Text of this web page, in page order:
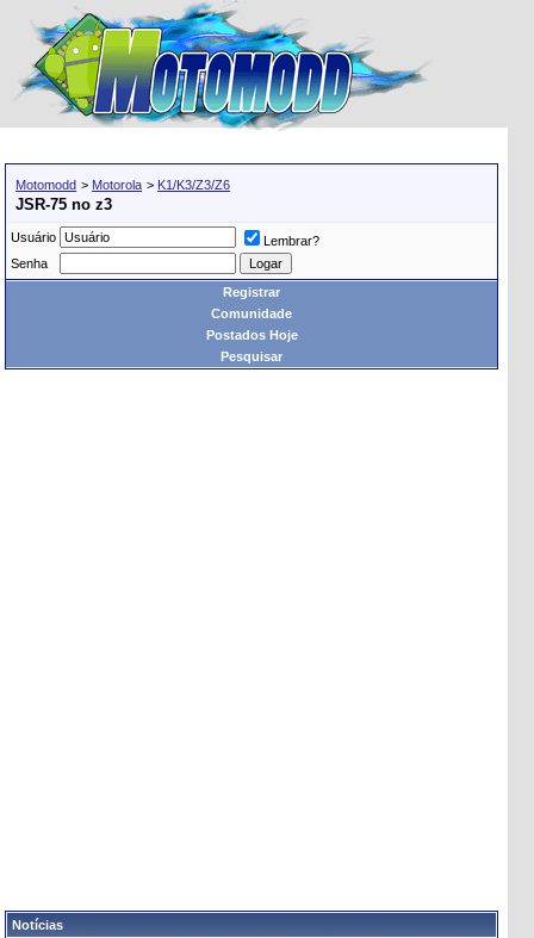
Motomodd > Motorola > K1/K3/Z3/Z6
JSR-75 no z3
Usuário
Lembrar?
Senha
Registrar
Comunidade
Postados Hoje
Pesquisar
Notícias